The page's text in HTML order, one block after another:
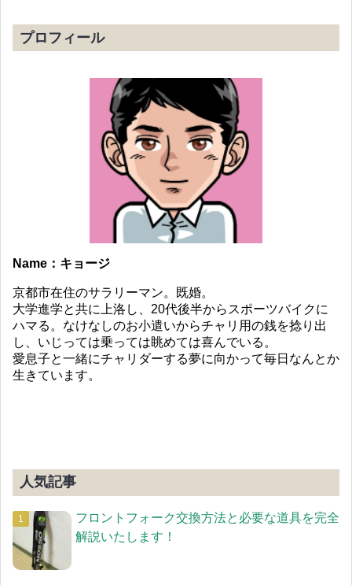
プロフィール
Name：キョージ
京都市在住のサラリーマン。既婚。
大学進学と共に上洛し、20代後半からスポーツバイクに
ハマる。なけなしのお小遣いからチャリ用の銭を捻り出
し、いじっては乗っては眺めては喜んでいる。
愛息子と一緒にチャリダーする夢に向かって毎日なんとか
生きています。
人気記事
フロントフォーク交換方法と必要な道具を完全
解説いたします！